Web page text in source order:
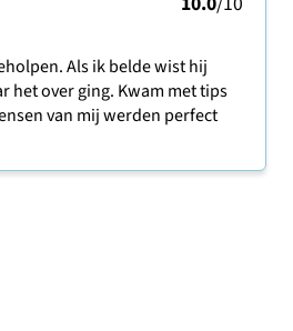
Als ik belde wist hij
het over ging. Kwam met tips
van mij werden perfect